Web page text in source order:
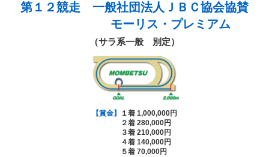
第１２競走 一般社団法人ＪＢＣ協会協賛
モーリス・プレミアム
（サラ系一般 別定）
【賞金】
１着 1,000,000円
２着 280,000円
３着 210,000円
４着 140,000円
５着 70,000円